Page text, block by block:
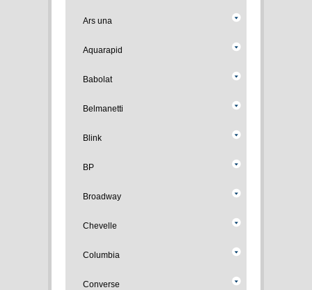
Ars una
Aquarapid
Babolat
Belmanetti
Blink
BP
Broadway
Chevelle
Columbia
Converse